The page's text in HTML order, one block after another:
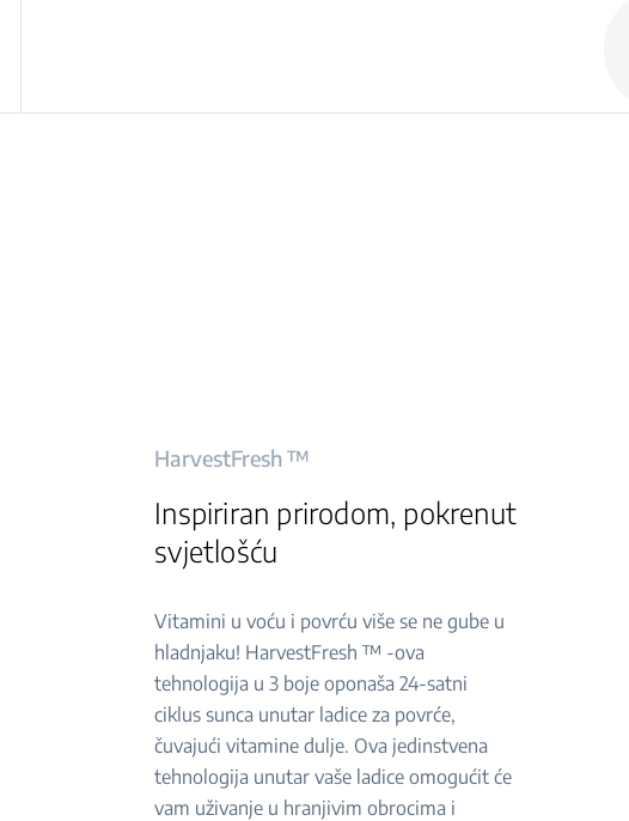
HarvestFresh ™
Inspiriran prirodom, pokrenut
svjetlošću
Vitamini u voću i povrću više se ne gube u
hladnjaku! HarvestFresh ™ -ova
tehnologija u 3 boje oponaša 24-satni
ciklus sunca unutar ladice za povrće,
čuvajući vitamine dulje. Ova jedinstvena
tehnologija unutar vaše ladice omogućit će
vam uživanje u hranjivim obrocima i